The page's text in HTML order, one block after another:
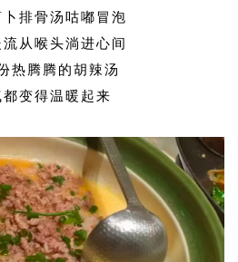
排骨汤咕嘟冒泡
从喉头淌进心间
热腾腾的胡辣汤
变得温暖起来